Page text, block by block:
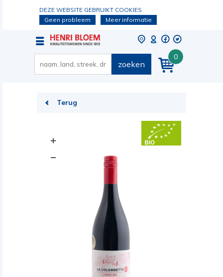
DEZE WEBSITE GEBRUIKT COOKIES
Geen probleem
Meer informatie
0
zoeken
Terug